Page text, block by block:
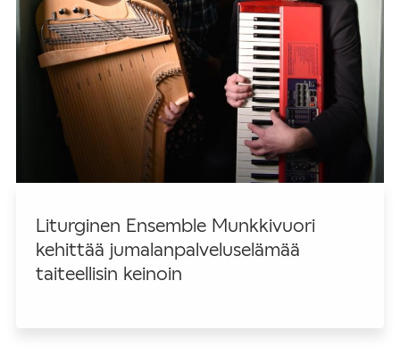
Liturginen Ensemble Munkkivuori
kehittää jumalanpalveluselämää
taiteellisin keinoin